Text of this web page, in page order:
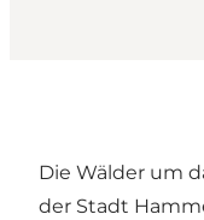
Die Wälder um
der Stadt